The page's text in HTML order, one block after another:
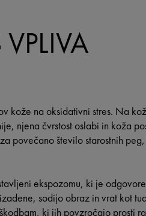
kože na oksidativni stres. Na
njena čvrstost oslabi in koža
povečano število starostnih
ekspozomu, ki je
sodijo obraz in vrat kot
ki jih povzročajo prosti